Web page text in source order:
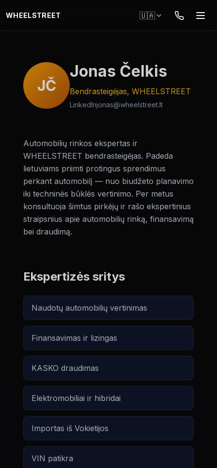
WHEELSTREET 🇺🇦
JČ
Jonas Čelkis
Bendrasteigėjas, WHEELSTREET
LinkedInjonas@wheelstreet.lt
Automobilių rinkos ekspertas ir
WHEELSTREET bendrasteigėjas. Padeda
lietuviams priimti protingus sprendimus
perkant automobilį — nuo biudžeto planavimo
iki techninės būklės vertinimo. Per metus
konsultuoja šimtus pirkėjų ir rašo ekspertinius
straipsnius apie automobilių rinką, finansavimą
bei draudimą.
Ekspertizės sritys
Naudotų automobilių vertinimas
Finansavimas ir lizingas
KASKO draudimas
Elektromobiliai ir hibridai
Importas iš Vokietijos
VIN patikra